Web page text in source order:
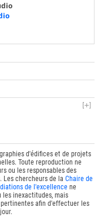
d'édifices et de projets
Toute reproduction ne
ou les responsables des
Les chercheurs de laChaire de
de l'excellence ne
les inexactitudes, mais
afin d'effectuer les